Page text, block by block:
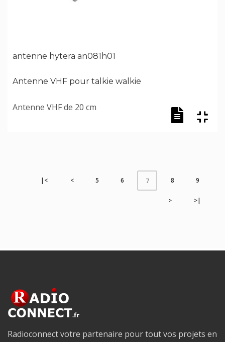
antenne hytera an081h01
Antenne VHF pour talkie walkie
Antenne VHF de 20 cm
|< < 5 6 7 8 9
> >|
Radioconnect votre partenaire pour tout vos projets en